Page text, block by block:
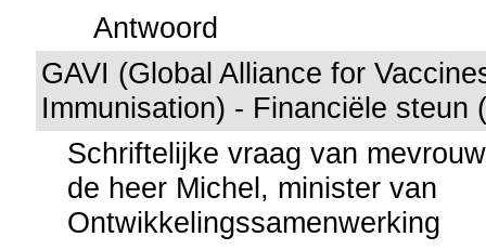
Antwoord
GAVI (Global Alliance for
Immunisation) - Financiële steun
Schriftelijke vraag van
de heer Michel, minister van
Ontwikkelingssamenwerking